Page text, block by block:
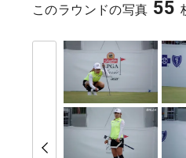
このラウンドの写真 55